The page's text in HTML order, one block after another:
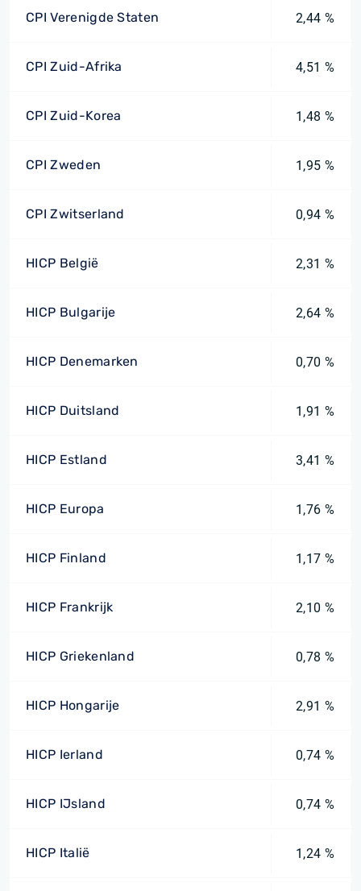
CPI Verenigde Staten 2,44 %
CPI Zuid-Afrika 4,51 %
CPI Zuid-Korea 1,48 %
CPI Zweden 1,95 %
CPI Zwitserland 0,94 %
HICP België 2,31 %
HICP Bulgarije 2,64 %
HICP Denemarken 0,70 %
HICP Duitsland 1,91 %
HICP Estland 3,41 %
HICP Europa 1,76 %
HICP Finland 1,17 %
HICP Frankrijk 2,10 %
HICP Griekenland 0,78 %
HICP Hongarije 2,91 %
HICP Ierland 0,74 %
HICP IJsland 0,74 %
HICP Italië 1,24 %